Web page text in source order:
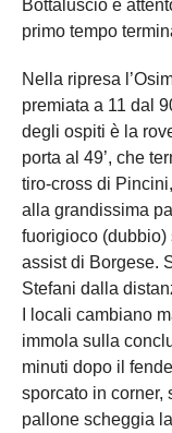
Bottaluscio è
primo tempo
Nella ripresa
premiata a 11 dal
degli ospiti è la
porta al 49’, che
tiro-cross di
alla grandissima
fuorigioco (dubbio)
assist di Borgese.
Stefani dalla
I locali cambiano
immola sulla
minuti dopo il
sporcato in corner,
pallone scheggia